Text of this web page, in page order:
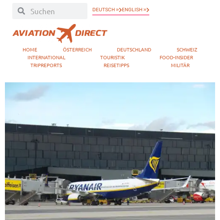
DEUTSCH » ENGLISH »
HOME ÖSTERREICH DEUTSCHLAND
SCHWEIZ
INTERNATIONAL
TOURISTIK
FOOD-INSIDER
TRIPREPORTS
REISETIPPS MILITÄR